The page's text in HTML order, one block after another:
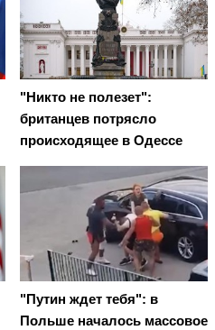
"Никто не полезет":
британцев потрясло
происходящее в Одессе
"Путин ждет тебя": в
Польше началось массовое